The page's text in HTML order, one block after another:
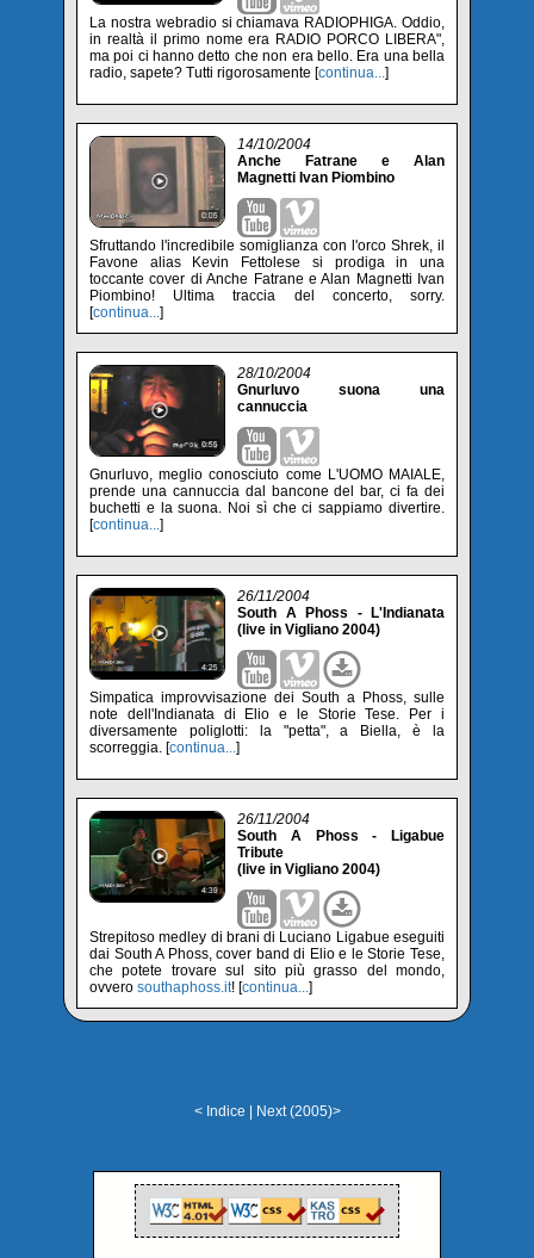
La nostra webradio si chiamava RADIOPHIGA. Oddio,
in realtà il primo nome era RADIO PORCO LIBERA",
ma poi ci hanno detto che non era bello. Era una bella
radio, sapete? Tutti rigorosamente [continua...]
14/10/2004
Anche Fatrane e Alan
Magnetti Ivan Piombino
Sfruttando l'incredibile somiglianza con l'orco Shrek, il
Favone alias Kevin Fettolese si prodiga in una
toccante cover di Anche Fatrane e Alan Magnetti Ivan
Piombino! Ultima traccia del concerto, sorry.
[continua...]
28/10/2004
Gnurluvo suona una
cannuccia
Gnurluvo, meglio conosciuto come L'UOMO MAIALE,
prende una cannuccia dal bancone del bar, ci fa dei
buchetti e la suona. Noi sì che ci sappiamo divertire.
[continua...]
26/11/2004
South A Phoss - L'Indianata
(live in Vigliano 2004)
Simpatica improvvisazione dei South a Phoss, sulle
note dell'Indianata di Elio e le Storie Tese. Per i
diversamente poliglotti: la "petta", a Biella, è la
scorreggia. [continua...]
26/11/2004
South A Phoss - Ligabue
Tribute
(live in Vigliano 2004)
Strepitoso medley di brani di Luciano Ligabue eseguiti
dai South A Phoss, cover band di Elio e le Storie Tese,
che potete trovare sul sito più grasso del mondo,
ovvero southaphoss.it! [continua...]
< Indice Next (2005)>